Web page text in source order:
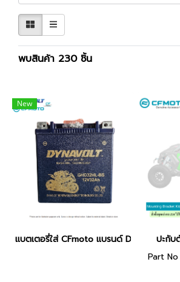
พบสินค้า 230 ชิ้น
New
แบตเตอรี่ใส่ CFmoto แบรนด์ DYNAVOLT
ปะกับ
Part